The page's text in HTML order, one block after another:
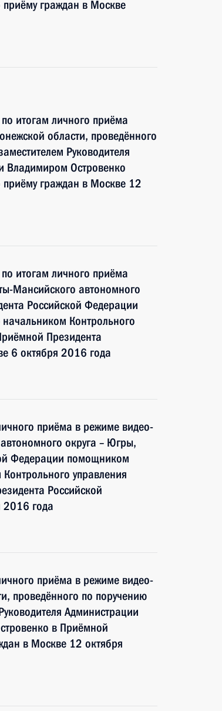
граждан в Москве
итогам личного приёма
области, проведённого
Руководителя
Владимиром Островенко
граждан в Москве 12
итогам личного приёма
Мансийского автономного
Российской Федерации
Контрольного
Президента
6 октября 2016 года
приёма в режиме видео-
округа – Югры,
Федерации помощником
управления
Российской
2016 года
приёма в режиме видео-
проведённого по поручению
Администрации
в Приёмной
в Москве 12 октября